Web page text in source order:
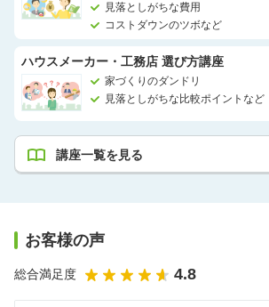
見落としがちな費用
コストダウンのツボなど
ハウスメーカー・工務店 選び方講座
家づくりのダンドリ
見落としがちな比較ポイントなど
講座一覧を見る
お客様の声
総合満足度 4.8